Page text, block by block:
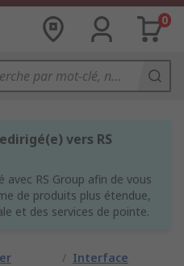
0
vers RS
avec RS Group afin de vous
de produits plus étendue,
et des services de pointe.
/ Interface